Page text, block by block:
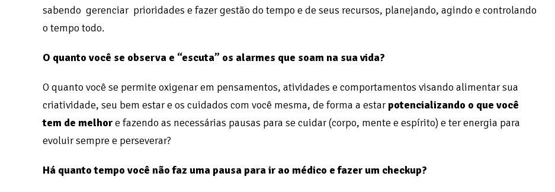
sabendo gerenciar prioridades e fazer gestão do tempo e de seus recursos, planejando, agindo e controlando
o tempo todo.
O quanto você se observa e “escuta” os alarmes que soam na sua vida?
O quanto você se permite oxigenar em pensamentos, atividades e comportamentos visando alimentar sua
criatividade, seu bem estar e os cuidados com você mesma, de forma a estarpotencializando o que você
tem de melhore fazendo as necessárias pausas para se cuidar (corpo, mente e espírito) e ter energia para
evoluir sempre e perseverar?
Há quanto tempo você não faz uma pausa para ir ao médico e fazer um checkup?